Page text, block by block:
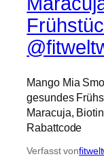
Mango Mia
gesundes
Maracuja,
Rabattcode
Verfasst von